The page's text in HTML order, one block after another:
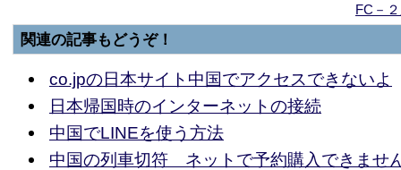
FC－
関連の記事もどうぞ！
co.jpの日本サイト中国でアクセスできないよ
日本帰国時のインターネットの接続
中国でLINEを使う方法
中国の列車切符 ネットで予約購入できませ